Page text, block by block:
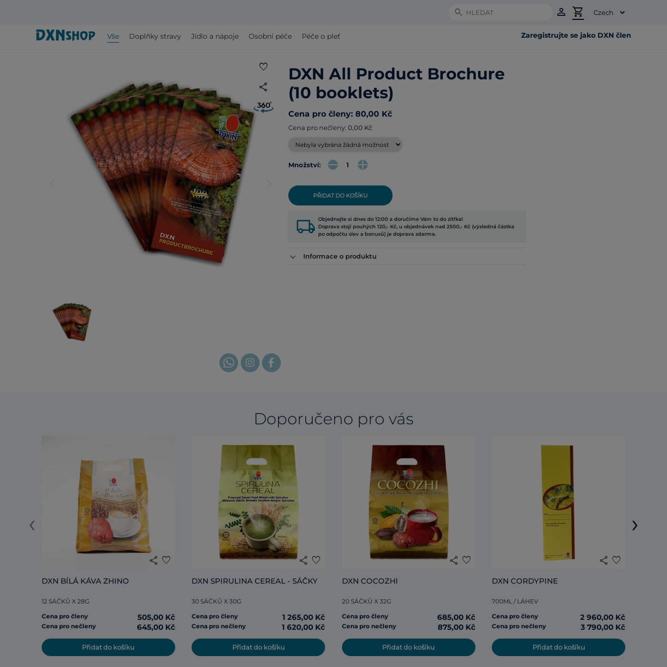
Search person shopping_cart
Vše Doplňky stravy Jídlo a nápoje Osobní péče Péče o pleť Zaregistrujte se jako DXN člen
favorite
share
DXN All Product Brochure
(10 booklets)
Cena pro členy: 80,00 Kč
Cena pro nečleny: 0,00 Kč
Množství:
PŘIDAT DO KOŠÍKU
local_shipping Objednejte si dnes do 12:00 a doručíme Vám to do zítřka!
Doprava stojí pouhých 120,- Kč, u objednávek nad 2500,- Kč (výsledná částka
po odpočtu slev a bonusů) je doprava zdarma.
Informace o produktu
Doporučeno pro vás
share favorite
DXN BÍLÁ KÁVA ZHINO
12 SÁČKŮ X 28G
Cena pro členy
505,00 Kč
Cena pro nečleny 645,00 Kč
Přidat do košíku
share favorite
DXN SPIRULINA CEREAL - SÁČKY
30 SÁČKŮ X 30G
Cena pro členy
1 265,00 Kč
Cena pro nečleny 1 620,00 Kč
Přidat do košíku
share favorite
DXN COCOZHI
20 SÁČKŮ X 32G
Cena pro členy
685,00 Kč
Cena pro nečleny 875,00 Kč
Přidat do košíku
share favorite
DXN CORDYPINE
700ML / LÁHEV
Cena pro členy
2 960,00 Kč
Cena pro nečleny 3 790,00 Kč
Přidat do košíku
‹ ›